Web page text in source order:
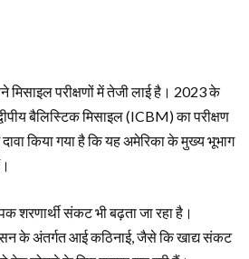
मिसाइल परीक्षणों में तेजी लाई है। 2023 के
बैलिस्टिक मिसाइल (ICBM) का परीक्षण
किया गया है कि यह अमेरिका के मुख्य भूभाग
शरणार्थी संकट भी बढ़ता जा रहा है।
के अंतर्गत आई कठिनाई, जैसे कि खाद्य संकट